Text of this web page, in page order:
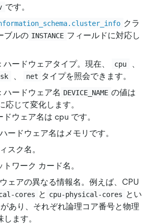
です。
クラ
ブルの INSTANCE フィールドに対応し
: ハードウェアタイプ。現在、 cpu
net タイプを照会できます。
: ハードウェア名 DEVICE_NAME の値は
応じて変化します。
ドウェア名は cpu です。
ードウェア名はメモリです。
スク名。
トワーク カード名。
ェアの異なる情報名。例えば、CPU
cores と cpu-physical-cores とい
あり、それぞれ論理コア番号と物理
ます。